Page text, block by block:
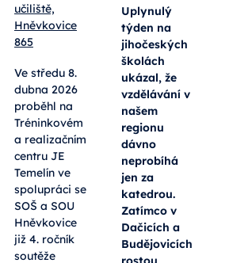
učiliště,
Hněvkovice
865
Ve středu 8.
dubna 2026
proběhl na
Tréninkovém
a realizačním
centru JE
Temelín ve
spolupráci se
SOŠ a SOU
Hněvkovice
již 4. ročník
soutěže
Uplynulý
týden na
jihočeských
školách
ukázal, že
vzdělávání v
našem
regionu
dávno
neprobíhá
jen za
katedrou.
Zatímco v
Dačicích a
Budějovicích